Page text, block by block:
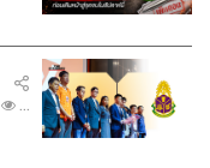
...